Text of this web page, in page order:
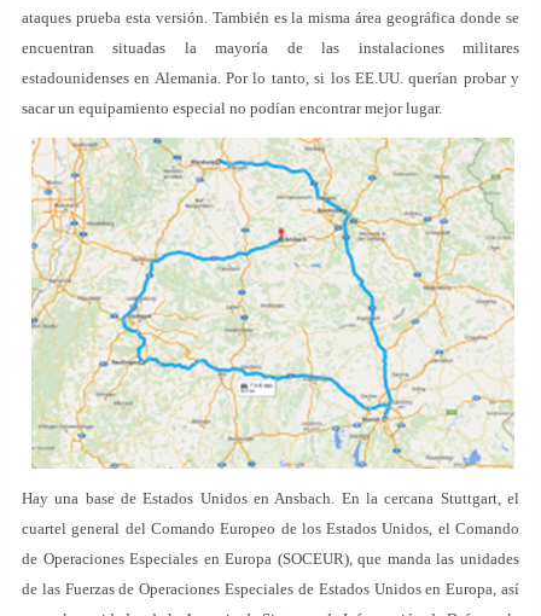
ataques prueba esta versión. También es la misma área geográfica donde se
encuentran situadas la mayoría de las instalaciones militares
estadounidenses en Alemania. Por lo tanto, si los EE.UU. querían probar y
sacar un equipamiento especial no podían encontrar mejor lugar.
Hay una base de Estados Unidos en Ansbach. En la cercana Stuttgart, el
cuartel general del Comando Europeo de los Estados Unidos, el Comando
de Operaciones Especiales en Europa (SOCEUR), que manda las unidades
de las Fuerzas de Operaciones Especiales de Estados Unidos en Europa, así